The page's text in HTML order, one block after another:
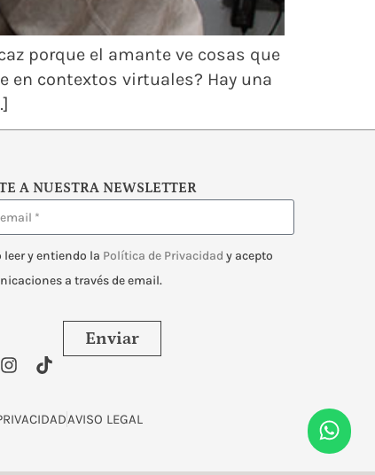
porque el amante ve cosas que
en contextos virtuales? Hay una
A NUESTRA NEWSLETTER
leer y entiendo la Política de Privacidad y acepto
a través de email.
Enviar
AVISO LEGAL